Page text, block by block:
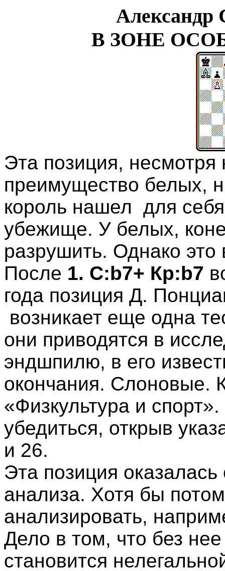
В ЗОНЕ
Эта позиция,
преимущество белых,
король нашел для
убежище. У белых,
разрушить. Однако это
После 1. С:b7+ Кр:b7
года позиция Д.
возникает еще одна
они приводятся в
эндшпилю, в его
окончания. Слоновые.
«Физкультура и
убедиться, открыв
и 26.
Эта позиция
анализа. Хотя бы
анализировать,
Дело в том, что без
становится